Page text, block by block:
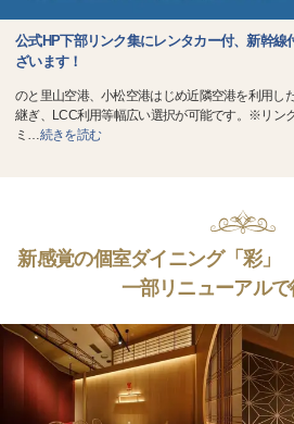
公式HP下部リンク集にレンタカー付、新幹線
ざいます！
のと里山空港、小松空港はじめ近隣空港を利用し
継ぎ、LCC利用等幅広い選択が可能です。※リン
ミ …続きを読む
新感覚の個室ダイニング「彩
一部リニューアル